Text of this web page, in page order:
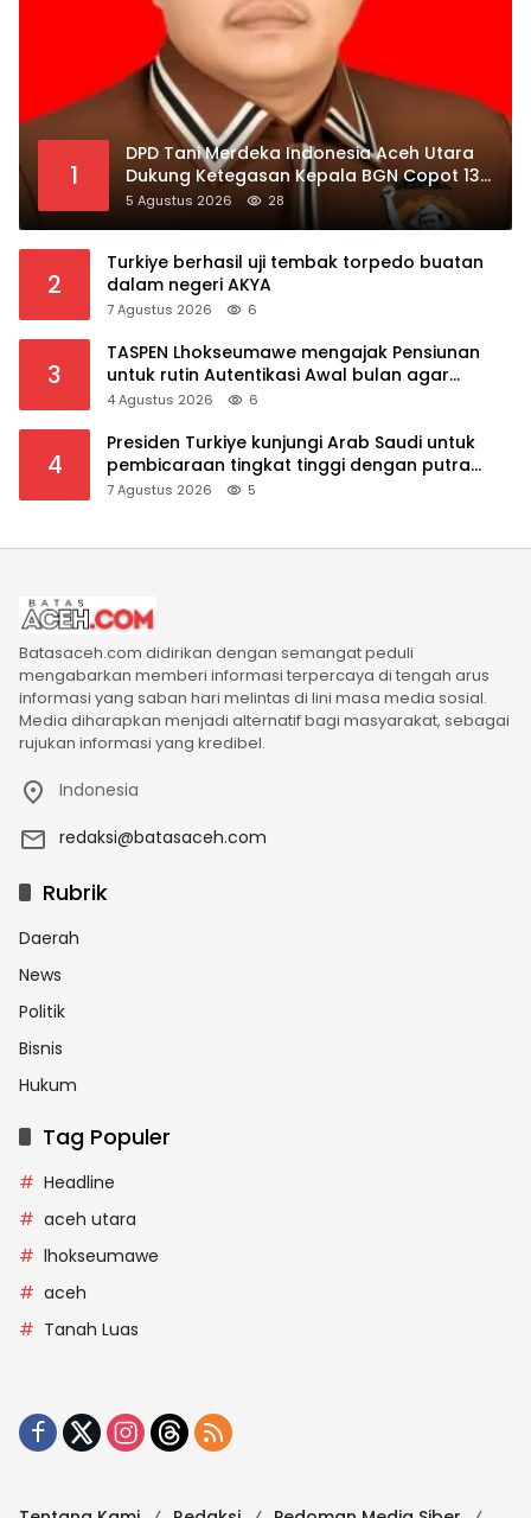
1
DPD Tani Merdeka Indonesia Aceh Utara
Dukung Ketegasan Kepala BGN Copot 137
Kepala SPPG
5 Agustus 2026 28
2
Turkiye berhasil uji tembak torpedo buatan
dalam negeri AKYA
7 Agustus 2026 6
3
TASPEN Lhokseumawe mengajak Pensiunan
untuk rutin Autentikasi Awal bulan agar
Manfaat Pensiun tetap Lancar
4 Agustus 2026 6
4
Presiden Turkiye kunjungi Arab Saudi untuk
pembicaraan tingkat tinggi dengan putra
mahkota Saudi dan PM Pakistan
7 Agustus 2026 5
Batasaceh.com didirikan dengan semangat peduli
mengabarkan memberi informasi terpercaya di tengah arus
informasi yang saban hari melintas di lini masa media sosial.
Media diharapkan menjadi alternatif bagi masyarakat, sebagai
rujukan informasi yang kredibel.
Indonesia
redaksi@batasaceh.com
Rubrik
Daerah
News
Politik
Bisnis
Hukum
Tag Populer
Headline
aceh utara
lhokseumawe
aceh
Tanah Luas